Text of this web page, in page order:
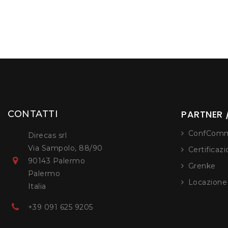
CONTATTI
Direcas srl
Via Sampolo, 88/90
90143 Palermo
Palermo
Italia
+39 091 625 9205
PARTNER
Grenke